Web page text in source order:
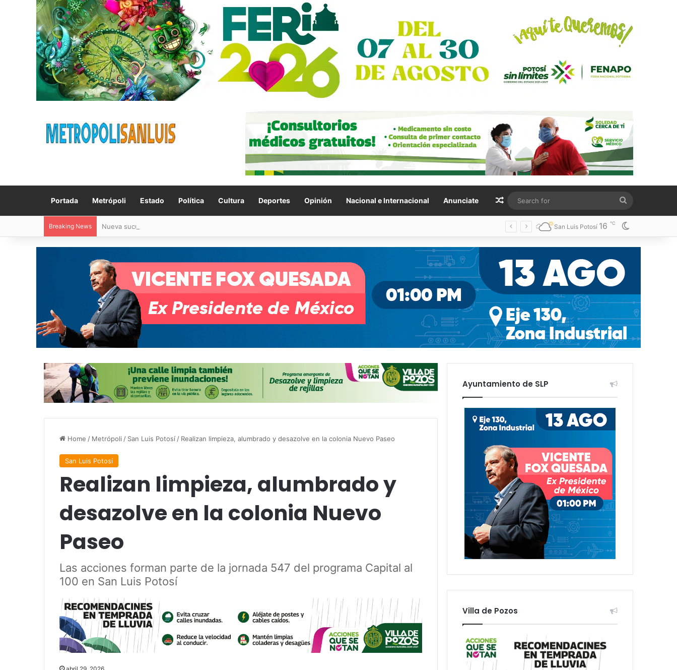
Portada Metrópoli Estado Política Cultura Deportes Opinión Nacional e Internacional Anunciate Random Article
for
Breaking News Nueva sucursal de CarneMart llega a Villa de Pozos con inversión y generación de empleos San Luis Potosí 16 ℃
Home / Metrópoli / San Luis Potosí / Realizan limpieza, alumbrado y desazolve en la colonia Nuevo Paseo
San Luis Potosí
Realizan limpieza, alumbrado y
desazolve en la colonia Nuevo
Paseo
Las acciones forman parte de la jornada 547 del programa Capital al
100 en San Luis Potosí
abril 29, 2026
Ayuntamiento de SLP
Villa de Pozos